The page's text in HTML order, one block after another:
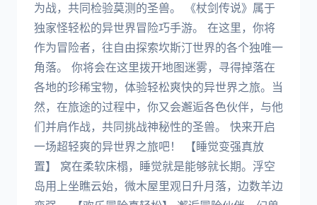
为战，共同检验莫测的圣兽。 《杖剑传说》属于
独家怪轻松的异世界冒险巧手游。 在这里，你将
作为冒险者，往自由探索坎斯汀世界的各个独唯一
角落。 你将会在这里拨开地图迷雾，寻得掉落在
各地的珍稀宝物，体验轻松爽快的异世界之旅。当
然，在旅途的过程中，你又会邂逅各色伙伴，与他
们并肩作战，共同挑战神秘性的圣兽。 快来开启
一场超轻爽的异世界之旅吧！ 【睡觉变强真放
置】 窝在柔软床榻，睡觉就是能够就长期。浮空
岛用上坐瞧云始，微木屋里观日升月落，边数羊边